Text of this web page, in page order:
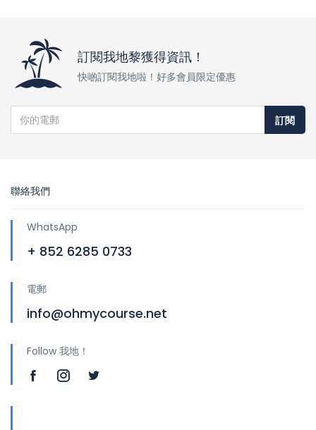
訂閱我地黎獲得資訊！
快啲訂閱我地啦！好多會員限定優惠
訂閱
聯絡我們
WhatsApp
+ 852 6285 0733
電郵
info@ohmycourse.net
Follow 我地！